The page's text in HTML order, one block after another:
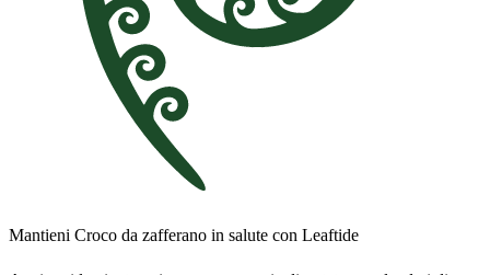
Mantieni Croco da zafferano in salute con Leaftide